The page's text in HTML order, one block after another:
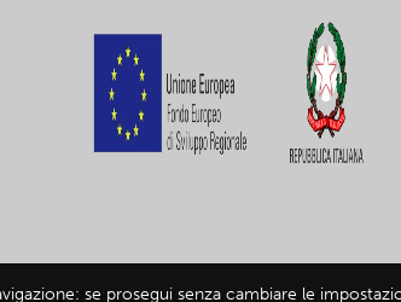
2019-2026 Exploring Umbria srl, partita IVA
se prosegui senza cambiare le